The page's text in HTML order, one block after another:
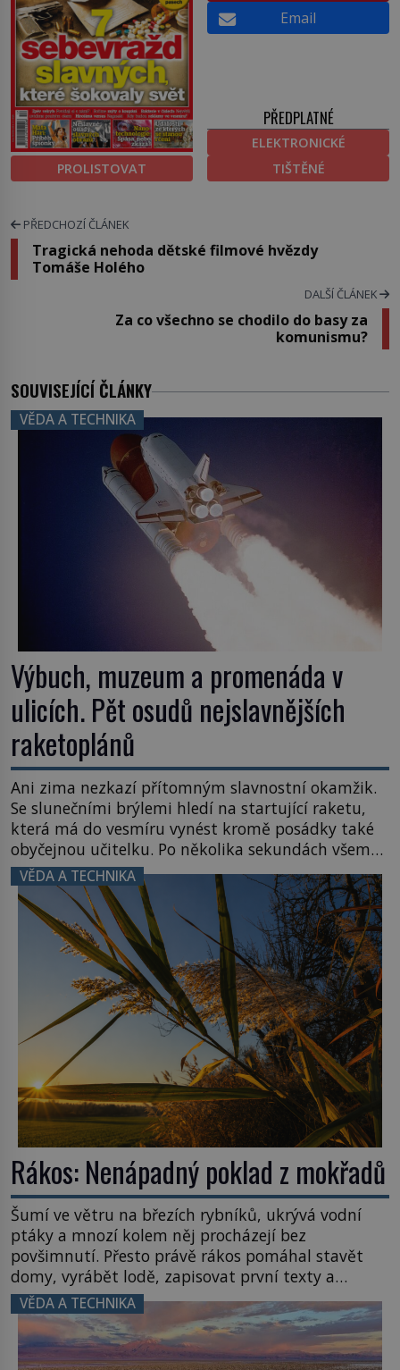
PROLISTOVAT
Email
PŘEDPLATNÉ
ELEKTRONICKÉ
TIŠTĚNÉ
PŘEDCHOZÍ ČLÁNEK
Tragická nehoda dětské filmové hvězdy
Tomáše Holého
DALŠÍ ČLÁNEK
Za co všechno se chodilo do basy za
komunismu?
SOUVISEJÍCÍ ČLÁNKY
VĚDA A TECHNIKA
Výbuch, muzeum a promenáda v
ulicích. Pět osudů nejslavnějších
raketoplánů
Ani zima nezkazí přítomným slavnostní okamžik.
Se slunečními brýlemi hledí na startující raketu,
která má do vesmíru vynést kromě posádky také
obyčejnou učitelku. Po několika sekundách všem
ztuhnou úsměvy, stroj totiž exploduje. Jejich
konstrukce není z levného kraje, daňové
poplatníky stojí miliardy dolarů. Na druhou stranu
zvládnou jen představitelné věci. Na malé kousky
Název: Columbia První […]
VĚDA A TECHNIKA
Rákos: Nenápadný poklad z mokřadů
Šumí ve větru na březích rybníků, ukrývá vodní
ptáky a mnozí kolem něj procházejí bez
povšimnutí. Přesto právě rákos pomáhal stavět
domy, vyrábět lodě, zapisovat první texty a
inspiroval řadu pověstí. Tato skromná, ale
užitečná rostlina provází člověka už tisíce let.
Většina lidí vnímá rákos jen jako obyčejnou kulisu
letního koupání. Stačí se však podívat […]
VĚDA A TECHNIKA